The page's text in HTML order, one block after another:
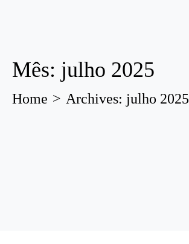
Mês: julho 2025
Home Archives: julho 2025